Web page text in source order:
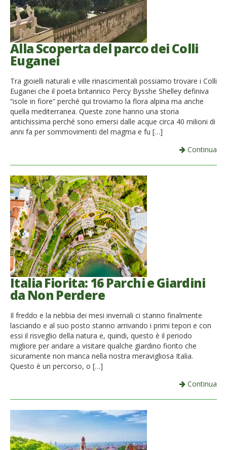
Alla Scoperta del parco dei Colli
Euganei
Tra gioielli naturali e ville rinascimentali possiamo trovare i Colli
Euganei che il poeta britannico Percy Bysshe Shelley definiva
“isole in fiore” perché qui troviamo la flora alpina ma anche
quella mediterranea. Queste zone hanno una storia
antichissima perché sono emersi dalle acque circa 40 milioni di
anni fa per sommovimenti del magma e fu […]
Continua
Italia Fiorita: 16 Parchi e Giardini
da Non Perdere
Il freddo e la nebbia dei mesi invernali ci stanno finalmente
lasciando e al suo posto stanno arrivando i primi tepori e con
essi il risveglio della natura e, quindi, questo è il periodo
migliore per andare a visitare qualche giardino fiorito che
sicuramente non manca nella nostra meravigliosa Italia.
Questo è un percorso, o […]
Continua